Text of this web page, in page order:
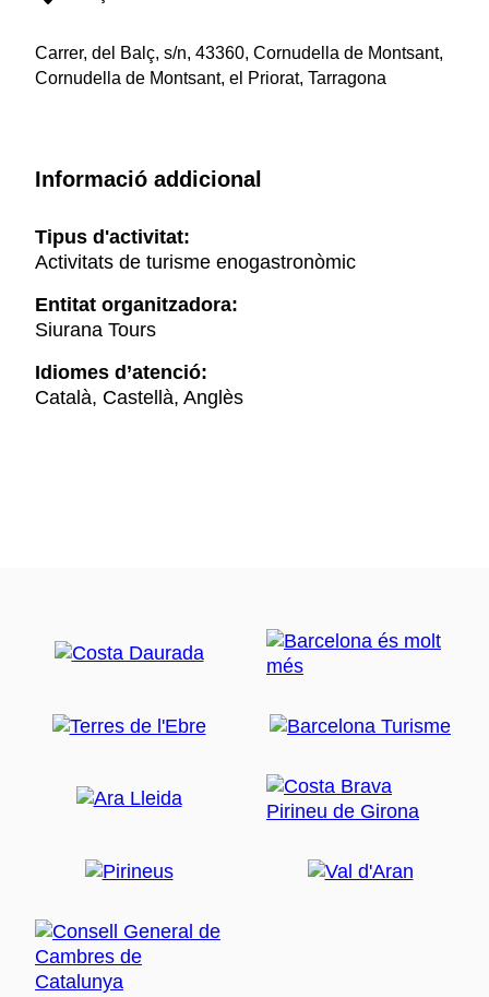
Carrer, del Balç, s/n, 43360, Cornudella de Montsant,
Cornudella de Montsant, el Priorat, Tarragona
Informació addicional
Tipus d'activitat:
Activitats de turisme enogastronòmic
Entitat organitzadora:
Siurana Tours
Idiomes d’atenció:
Català, Castellà, Anglès